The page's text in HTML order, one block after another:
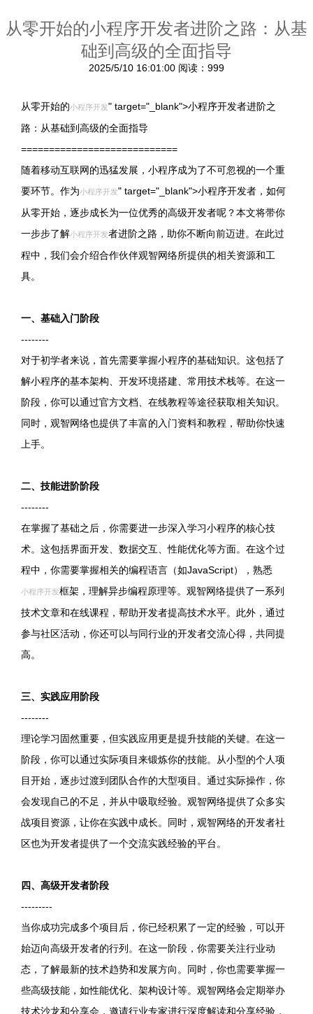
从零开始的小程序开发者进阶之路：从基
础到高级的全面指导
2025/5/10 16:01:00 阅读：999
从零开始的小程序开发" target="_blank">小程序开发者进阶之
路：从基础到高级的全面指导
============================
随着移动互联网的迅猛发展，小程序成为了不可忽视的一个重
要环节。作为小程序开发" target="_blank">小程序开发者，如何
从零开始，逐步成长为一位优秀的高级开发者呢？本文将带你
一步步了解小程序开发者进阶之路，助你不断向前迈进。在此过
程中，我们会介绍合作伙伴观智网络所提供的相关资源和工
具。
一、基础入门阶段
--------
对于初学者来说，首先需要掌握小程序的基础知识。这包括了
解小程序的基本架构、开发环境搭建、常用技术栈等。在这一
阶段，你可以通过官方文档、在线教程等途径获取相关知识。
同时，观智网络也提供了丰富的入门资料和教程，帮助你快速
上手。
二、技能进阶阶段
--------
在掌握了基础之后，你需要进一步深入学习小程序的核心技
术。这包括界面开发、数据交互、性能优化等方面。在这个过
程中，你需要掌握相关的编程语言（如JavaScript），熟悉
小程序开发框架，理解异步编程原理等。观智网络提供了一系列
技术文章和在线课程，帮助开发者提高技术水平。此外，通过
参与社区活动，你还可以与同行业的开发者交流心得，共同提
高。
三、实践应用阶段
--------
理论学习固然重要，但实践应用更是提升技能的关键。在这一
阶段，你可以通过实际项目来锻炼你的技能。从小型的个人项
目开始，逐步过渡到团队合作的大型项目。通过实际操作，你
会发现自己的不足，并从中吸取经验。观智网络提供了众多实
战项目资源，让你在实践中成长。同时，观智网络的开发者社
区也为开发者提供了一个交流实践经验的平台。
四、高级开发者阶段
---------
当你成功完成多个项目后，你已经积累了一定的经验，可以开
始迈向高级开发者的行列。在这一阶段，你需要关注行业动
态，了解最新的技术趋势和发展方向。同时，你也需要掌握一
些高级技能，如性能优化、架构设计等。观智网络会定期举办
技术沙龙和分享会，邀请行业专家进行深度解读和分享经验，